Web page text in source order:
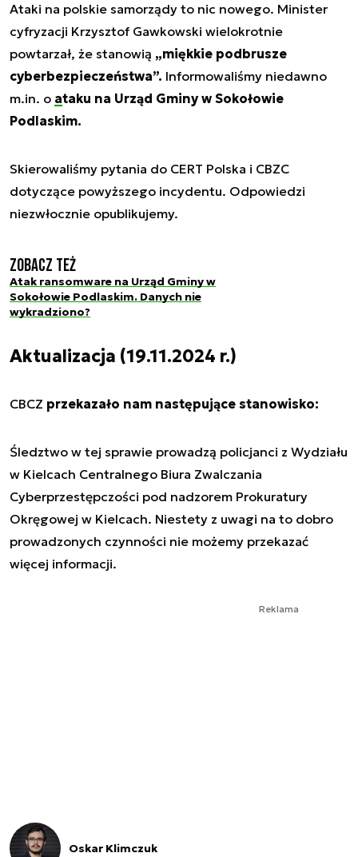
Ataki na polskie samorządy to nic nowego. Minister
cyfryzacji Krzysztof Gawkowski wielokrotnie
powtarzał, że stanowią „miękkie podbrusze
cyberbezpieczeństwa”. Informowaliśmy niedawno
m.in. o ataku na Urząd Gminy w Sokołowie
Podlaskim.
Skierowaliśmy pytania do CERT Polska i CBZC
dotyczące powyższego incydentu. Odpowiedzi
niezwłocznie opublikujemy.
Zobacz też
Atak ransomware na Urząd Gminy w
Sokołowie Podlaskim. Danych nie
wykradziono?
Aktualizacja (19.11.2024 r.)
CBCZ przekazało nam następujące stanowisko:
Śledztwo w tej sprawie prowadzą policjanci z Wydziału
w Kielcach Centralnego Biura Zwalczania
Cyberprzestępczości pod nadzorem Prokuratury
Okręgowej w Kielcach. Niestety z uwagi na to dobro
prowadzonych czynności nie możemy przekazać
więcej informacji.
Reklama
Oskar Klimczuk